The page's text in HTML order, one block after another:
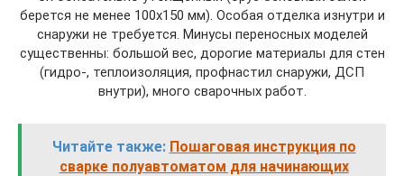
берется не менее 100х150 мм). Особая отделка изнутри и
снаружи не требуется. Минусы переносных моделей
существенны: большой вес, дорогие материалы для стен
(гидро-, теплоизоляция, профнастил снаружи, ДСП
внутри), много сварочных работ.
Читайте также: Пошаговая инструкция по
сварке полуавтоматом для начинающих